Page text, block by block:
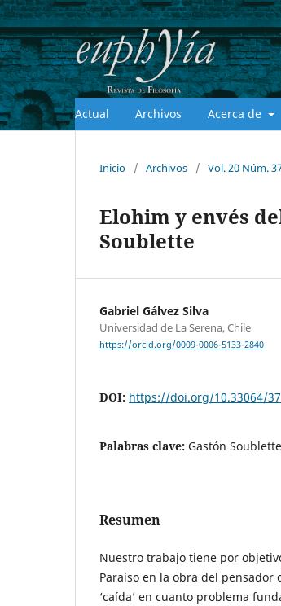
Actual Archivos Acerca de
Inicio / Archivos / Vol. 20 Núm.
Elohim y envés
Soublette
Gabriel Gálvez Silva
Universidad de La Serena, Chile
https://orcid.org/0009-0006-5133-2840
DOI: https://doi.org/10.33064/
Palabras clave: Gastón
Resumen
Nuestro trabajo tiene por
Paraíso en la obra del pensador
‘caída’ en cuanto problema